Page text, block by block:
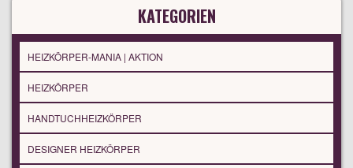
KATEGORIEN
HEIZKÖRPER-MANIA | AKTION
HEIZKÖRPER
HANDTUCHHEIZKÖRPER
DESIGNER HEIZKÖRPER